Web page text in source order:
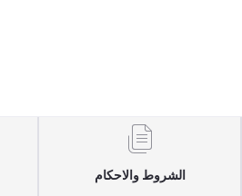
الشروط والاحكام